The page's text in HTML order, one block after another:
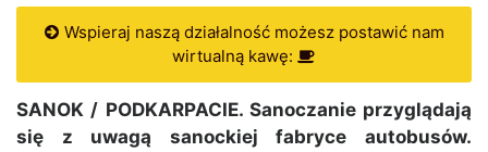
Wspieraj naszą działalność możesz postawić nam
wirtualną kawę:
SANOK / PODKARPACIE. Sanoczanie przyglądają
się z uwagą sanockiej fabryce autobusów.